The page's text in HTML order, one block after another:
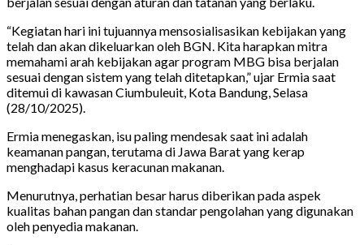
“Kegiatan hari ini tujuannya mensosialisasikan kebijakan yang
telah dan akan dikeluarkan oleh BGN. Kita harapkan mitra
memahami arah kebijakan agar program MBG bisa berjalan
sesuai dengan sistem yang telah ditetapkan,” ujar Ermia saat
ditemui di kawasan Ciumbuleuit, Kota Bandung, Selasa
(28/10/2025).
Ermia menegaskan, isu paling mendesak saat ini adalah
keamanan pangan, terutama di Jawa Barat yang kerap
menghadapi kasus keracunan makanan.
Menurutnya, perhatian besar harus diberikan pada aspek
kualitas bahan pangan dan standar pengolahan yang digunakan
oleh penyedia makanan.